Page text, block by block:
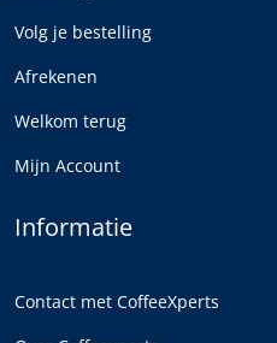
Volg je bestelling
Afrekenen
Welkom terug
Mijn Account
Informatie
Contact met CoffeeXperts